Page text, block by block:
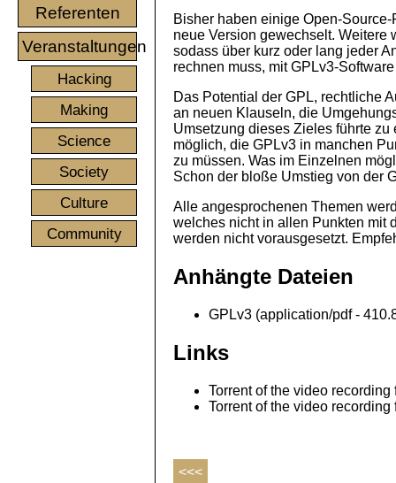
Referenten
Veranstaltungen
Hacking
Making
Science
Society
Culture
Community
Bisher haben einige Open-
neue Version gewechselt. Weitere
sodass über kurz oder lang jeder
rechnen muss, mit GPLv3-
Das Potential der GPL, rechtliche
an neuen Klauseln, die
Umsetzung dieses Zieles führte
möglich, die GPLv3 in manchen
zu müssen. Was im Einzelnen
Schon der bloße Umstieg von der
Alle angesprochenen Themen
welches nicht in allen Punkten mit
werden nicht vorausgesetzt.
Anhängte Dateien
GPLv3 (application/pdf -
Links
Torrent of the video
Torrent of the video
<<<